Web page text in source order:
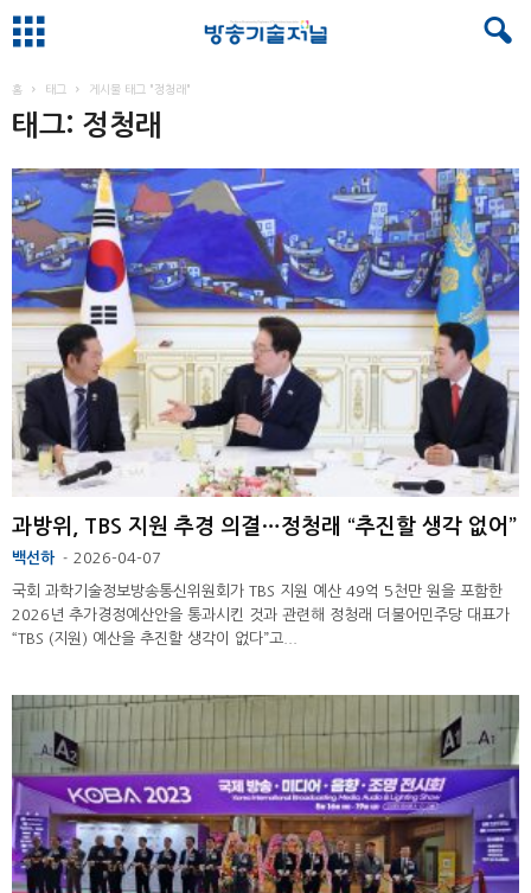
홈 태그 게시물 태그 "정청래"
태그: 정청래
과방위, TBS 지원 추경 의결…정청래 “추진할 생각 없어”
백선하 - 2026-04-07
국회 과학기술정보방송통신위원회가 TBS 지원 예산 49억 5천만 원을 포함한
2026년 추가경정예산안을 통과시킨 것과 관련해 정청래 더불어민주당 대표가
“TBS (지원) 예산을 추진할 생각이 없다”고...